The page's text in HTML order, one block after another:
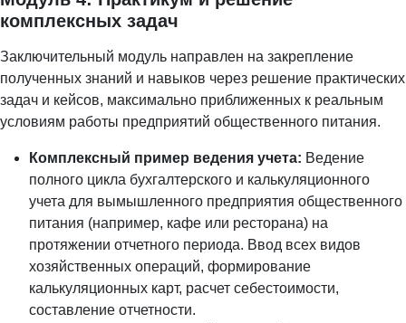
комплексных задач
Заключительный модуль направлен на закрепление
полученных знаний и навыков через решение практических
задач и кейсов, максимально приближенных к реальным
условиям работы предприятий общественного питания.
Комплексный пример ведения учета: Ведение
полного цикла бухгалтерского и калькуляционного
учета для вымышленного предприятия общественного
питания (например, кафе или ресторана) на
протяжении отчетного периода. Ввод всех видов
хозяйственных операций, формирование
калькуляционных карт, расчет себестоимости,
составление отчетности.